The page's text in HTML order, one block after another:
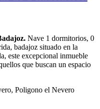
Nave 1 dormitorios, 0
badajoz situado en la
este excepcional inmueble
que buscan un espacio